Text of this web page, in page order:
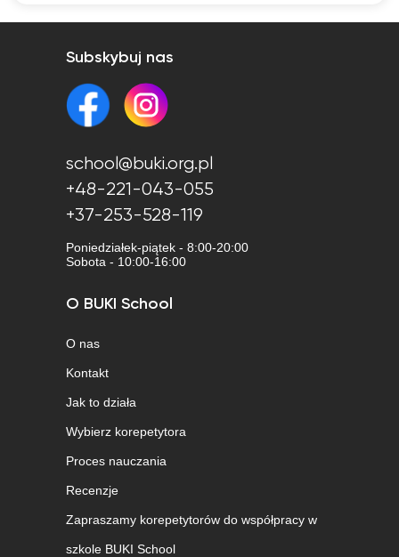
Subskybuj nas
school@buki.org.pl
+48-221-043-055
+37-253-528-119
Poniedziałek-piątek - 8:00-20:00
Sobota - 10:00-16:00
O BUKI School
O nas
Kontakt
Jak to działa
Wybierz korepetytora
Proces nauczania
Recenzje
Zapraszamy korepetytorów do współpracy w
szkole BUKI School